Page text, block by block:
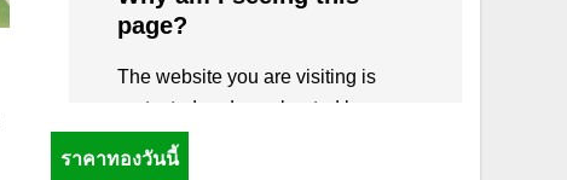
ราคาทองวันนี้